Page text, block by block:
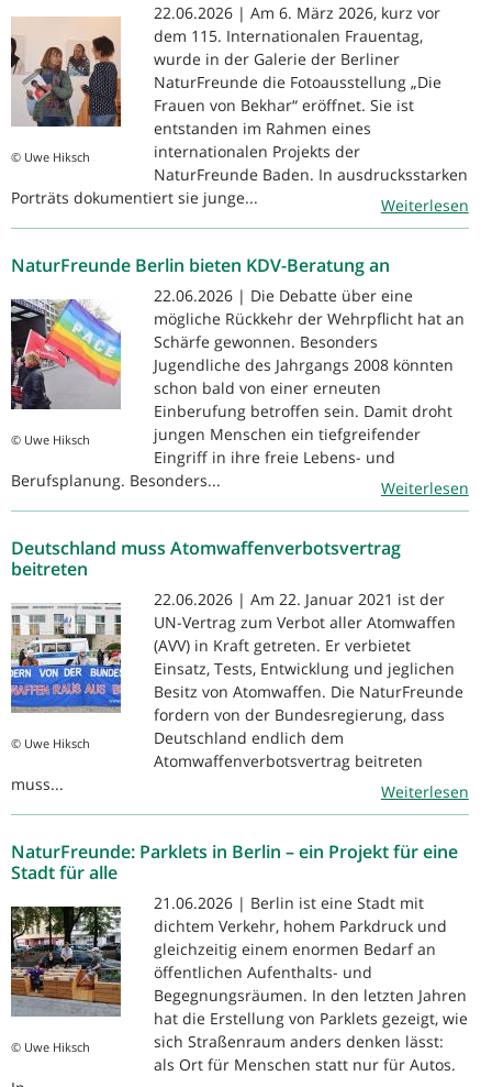
© Uwe Hiksch
22.06.2026 | Am 6. März 2026, kurz vor
dem 115. Internationalen Frauentag,
wurde in der Galerie der Berliner
NaturFreunde die Fotoausstellung „Die
Frauen von Bekhar“ eröffnet. Sie ist
entstanden im Rahmen eines
internationalen Projekts der
NaturFreunde Baden. In ausdrucksstarken
Porträts dokumentiert sie junge...
Weiterlesen
NaturFreunde Berlin bieten KDV-Beratung an
© Uwe Hiksch
22.06.2026 | Die Debatte über eine
mögliche Rückkehr der Wehrpflicht hat an
Schärfe gewonnen. Besonders
Jugendliche des Jahrgangs 2008 könnten
schon bald von einer erneuten
Einberufung betroffen sein. Damit droht
jungen Menschen ein tiefgreifender
Eingriff in ihre freie Lebens- und
Berufsplanung. Besonders...
Weiterlesen
Deutschland muss Atomwaffenverbotsvertrag
beitreten
© Uwe Hiksch
22.06.2026 | Am 22. Januar 2021 ist der
UN-Vertrag zum Verbot aller Atomwaffen
(AVV) in Kraft getreten. Er verbietet
Einsatz, Tests, Entwicklung und jeglichen
Besitz von Atomwaffen. Die NaturFreunde
fordern von der Bundesregierung, dass
Deutschland endlich dem
Atomwaffenverbotsvertrag beitreten
muss...
Weiterlesen
NaturFreunde: Parklets in Berlin – ein Projekt für eine
Stadt für alle
© Uwe Hiksch
21.06.2026 | Berlin ist eine Stadt mit
dichtem Verkehr, hohem Parkdruck und
gleichzeitig einem enormen Bedarf an
öffentlichen Aufenthalts- und
Begegnungsräumen. In den letzten Jahren
hat die Erstellung von Parklets gezeigt, wie
sich Straßenraum anders denken lässt:
als Ort für Menschen statt nur für Autos.